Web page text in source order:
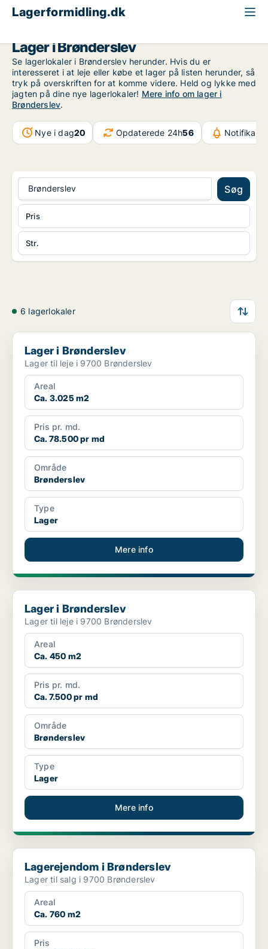
Lagerformidling.dk
Lager i Brønderslev
Se lagerlokaler i Brønderslev herunder. Hvis du er
interesseret i at leje eller købe et lager på listen herunder, så
tryk på overskriften for at komme videre. Held og lykke med
jagten på dine nye lagerlokaler! Mere info om lager i
Brønderslev.
Nye i dag20 Opdaterede 24h56
Brønderslev Søg
Str.
Pris
6 lagerlokaler
Lager i Brønderslev
Lager i Brønderslev
Lager til leje i 9700 Brønderslev
Areal
Ca. 3.025 m2
Pris pr. md.
Ca. 78.500 pr md
Område
Brønderslev
Type
Lager
Mere info
Lager i Brønderslev
Lager i Brønderslev
Lager til leje i 9700 Brønderslev
Areal
Ca. 450 m2
Pris pr. md.
Ca. 7.500 pr md
Område
Brønderslev
Type
Lager
Mere info
Lagerejendom i Brønderslev
Lagerejendom i Brønderslev
Lager til salg i 9700 Brønderslev
Areal
Ca. 760 m2
Pris